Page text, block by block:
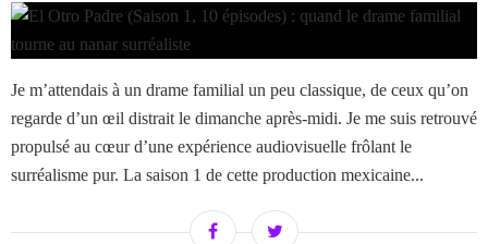
Je m’attendais à un drame familial un peu classique, de ceux qu’on
regarde d’un œil distrait le dimanche après-midi. Je me suis retrouvé
propulsé au cœur d’une expérience audiovisuelle frôlant le
surréalisme pur. La saison 1 de cette production mexicaine...